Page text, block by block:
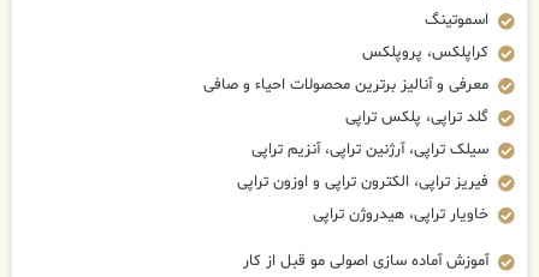
اسموتینگ
کراپلکس، پروپلکس
معرفی و آنالیز برترین محصولات احیاء و صافی
گلد تراپی، پلکس تراپی
سیلک تراپی، آرژنین تراپی، آنزیم تراپی
فیریز تراپی، الکترون تراپی و اوزون تراپی
خاویار تراپی، هیدروژن تراپی
آموزش آماده سازی اصولی مو قبل از کار